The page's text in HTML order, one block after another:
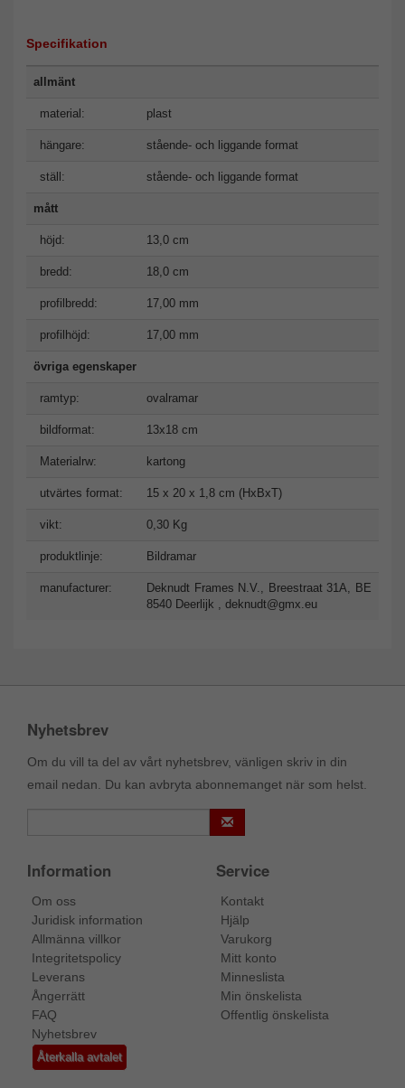
Specifikation
allmänt
material: plast
hängare: stående- och liggande format
ställ: stående- och liggande format
mått
höjd: 13,0 cm
bredd: 18,0 cm
profilbredd: 17,00 mm
profilhöjd: 17,00 mm
övriga egenskaper
ramtyp: ovalramar
bildformat: 13x18 cm
Materialrw: kartong
utvärtes format: 15 x 20 x 1,8 cm (HxBxT)
vikt: 0,30 Kg
produktlinje: Bildramar
manufacturer:
Deknudt Frames N.V., Breestraat 31A, BE
8540 Deerlijk , deknudt@gmx.eu
Nyhetsbrev
Om du vill ta del av vårt nyhetsbrev, vänligen skriv in din
email nedan. Du kan avbryta abonnemanget när som helst.
Information
Om oss
Juridisk information
Allmänna villkor
Integritetspolicy
Leverans
Ångerrätt
FAQ
Nyhetsbrev
Återkalla avtalet
Service
Kontakt
Hjälp
Varukorg
Mitt konto
Minneslista
Min önskelista
Offentlig önskelista